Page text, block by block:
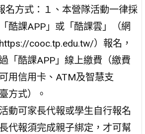
名方式：１、本營隊活動一律採
酷課APP」或「酷課雲」（網
cooc.tp.edu.tw/）報名，
「酷課APP」線上繳費（繳費
用信用卡、ATM及智慧支
方式）。
動可家長代報或學生自行報名
長代報須完成親子綁定，才可幫